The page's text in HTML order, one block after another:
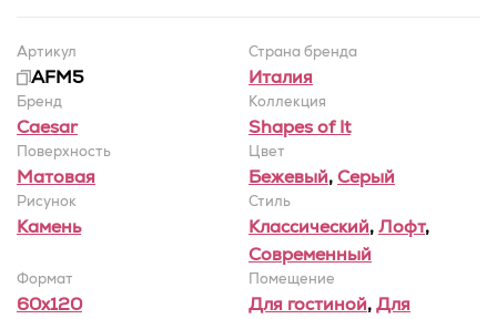
Артикул
AFM5
Страна бренда
Италия
Бренд
Caesar
Коллекция
Shapes of It
Поверхность
Матовая
Цвет
Бежевый,Серый
Рисунок
Камень
Стиль
Классический,Лофт,
Современный
Формат
60x120
Помещение
Для гостиной,Для